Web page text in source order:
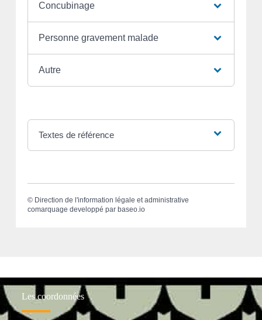
Concubinage
Personne gravement malade
Autre
Textes de référence
© Direction de l'information légale et administrative
comarquage developpé par baseo.io
Les coordonnées